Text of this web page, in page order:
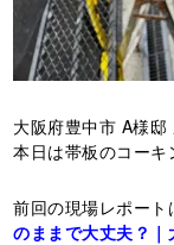
大阪府豊中市 A様邸
本日は帯板のコーキ
前回の現場レポート
のままで大丈夫？｜